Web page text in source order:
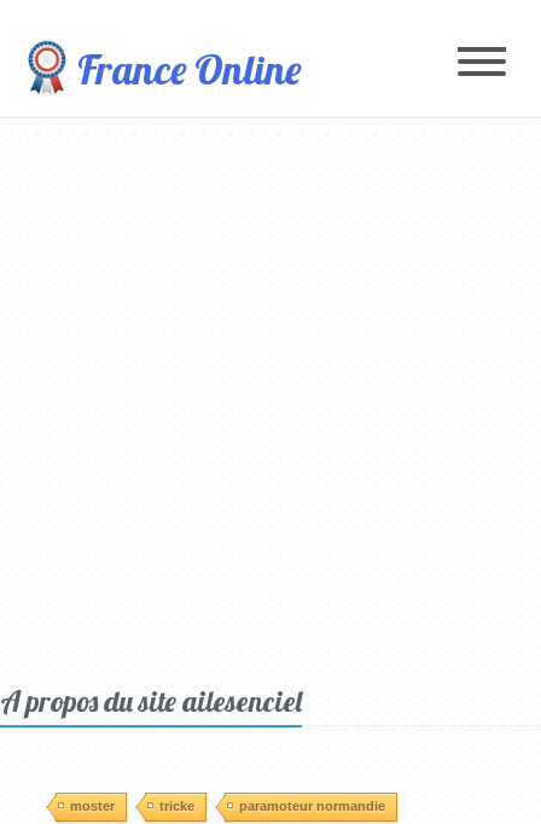
France Online
A propos du site ailesenciel
moster tricke paramoteur normandie